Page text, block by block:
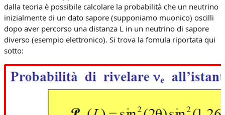
dalla teoria è possibile calcolare la probabilità che un neutrino
inizialmente di un dato sapore (supponiamo muonico) oscilli
dopo aver percorso una distanza L in un neutrino di sapore
diverso (esempio elettronico). Si trova la fomula riportata qui
sotto: